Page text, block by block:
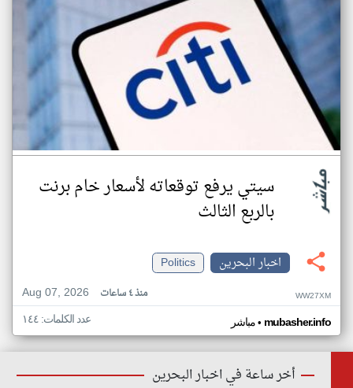
سيتي يرفع توقعاته لأسعار خام برنت
بالربع الثالث
اخبار البحرين
Politics
Aug 07, 2026
منذ ٤ ساعات WW27XM
مباشر• mubasher.info عدد الكلمات: ١٤٤
أخر ساعة في اخبار البحرين